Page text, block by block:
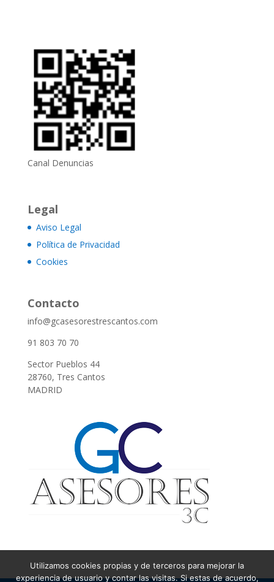
Canal Denuncias
Legal
Aviso Legal
Política de Privacidad
Cookies
Contacto
info@gcasesorestrescantos.com
91 803 70 70
Sector Pueblos 44
28760, Tres Cantos
MADRID
Utilizamos cookies propias y de terceros para mejorar la
experiencia de usuario y contar las visitas. Si estas de acuerdo,